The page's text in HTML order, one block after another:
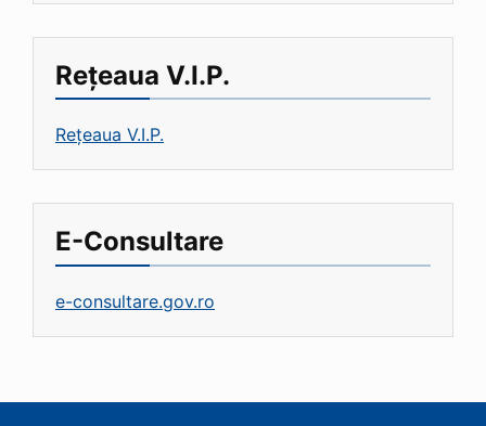
Rețeaua V.I.P.
Rețeaua V.I.P.
E-Consultare
e-consultare.gov.ro